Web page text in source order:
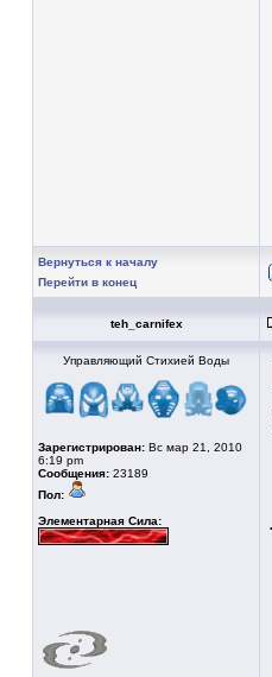
Вернуться к началу
Перейти в конец
teh_carnifex
Управляющий Стихией Воды
Зарегистрирован: Вс мар 21, 2010
6:19 pm
Сообщения: 23189
Пол:
Элементарная Сила: